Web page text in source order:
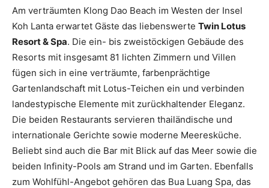
Am verträumten Klong Dao Beach im Westen der Insel
Koh Lanta erwartet Gäste das liebenswerte Twin Lotus
Resort & Spa. Die ein- bis zweistöckigen Gebäude des
Resorts mit insgesamt 81 lichten Zimmern und Villen
fügen sich in eine verträumte, farbenprächtige
Gartenlandschaft mit Lotus-Teichen ein und verbinden
landestypische Elemente mit zurückhaltender Eleganz.
Die beiden Restaurants servieren thailändische und
internationale Gerichte sowie moderne Meeresküche.
Beliebt sind auch die Bar mit Blick auf das Meer sowie die
beiden Infinity-Pools am Strand und im Garten. Ebenfalls
zum Wohlfühl-Angebot gehören das Bua Luang Spa, das